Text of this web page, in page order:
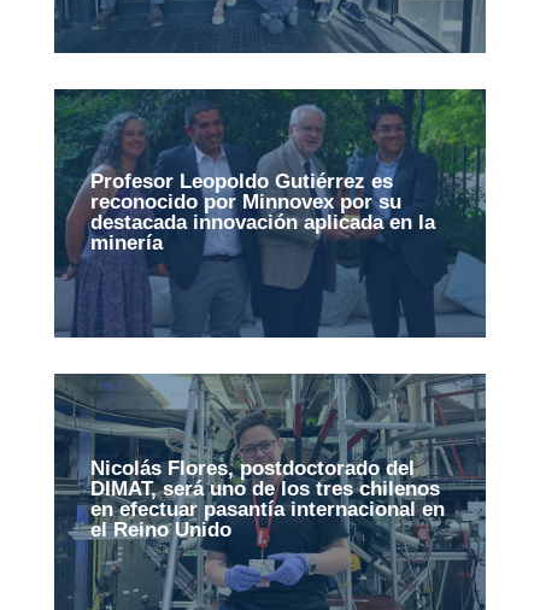
Profesor Leopoldo Gutiérrez es
reconocido por Minnovex por su
destacada innovación aplicada en la
minería
Nicolás Flores, postdoctorado del
DIMAT, será uno de los tres chilenos
en efectuar pasantía internacional en
el Reino Unido